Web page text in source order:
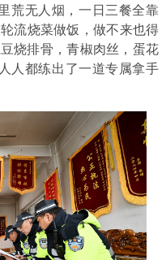
荒无人烟，一日三餐全靠
流烧菜做饭，做不来也得
烧排骨，青椒肉丝，蛋花
人都练出了一道专属拿手